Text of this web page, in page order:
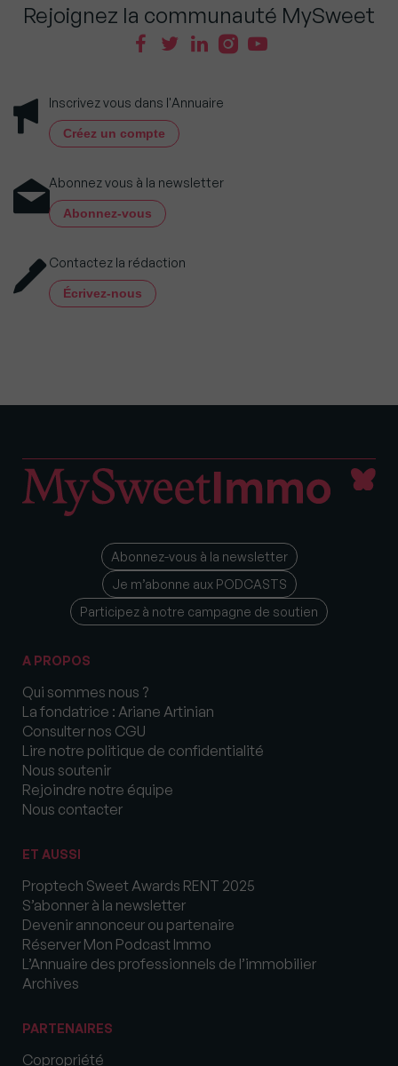
Rejoignez la communauté MySweet
Inscrivez vous dans l'Annuaire
Créez un compte
Abonnez vous à la newsletter
Abonnez-vous
Contactez la rédaction
Écrivez-nous
Abonnez-vous à la newsletter
Je m’abonne aux PODCASTS
Participez à notre campagne de soutien
A PROPOS
Qui sommes nous ?
La fondatrice : Ariane Artinian
Consulter nos CGU
Lire notre politique de confidentialité
Nous soutenir
Rejoindre notre équipe
Nous contacter
ET AUSSI
Proptech Sweet Awards RENT 2025
S’abonner à la newsletter
Devenir annonceur ou partenaire
Réserver Mon Podcast Immo
L’Annuaire des professionnels de l’immobilier
Archives
PARTENAIRES
Copropriété